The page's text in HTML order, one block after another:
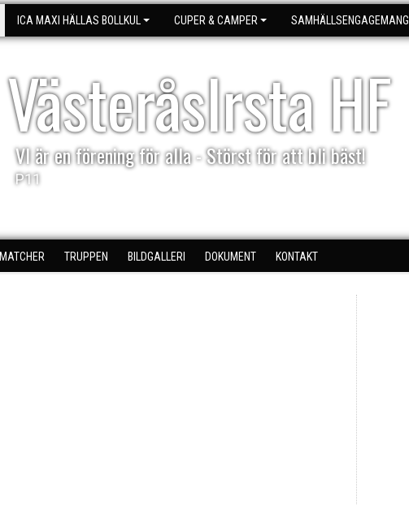
ICA MAXI HÄLLAS BOLLKUL CUPER & CAMPER SAMHÄLLSENGAGEMANG
VästeråsIrsta HF
VI är en förening för alla - Störst för att bli bäst!
P11
MATCHER TRUPPEN BILDGALLERI DOKUMENT KONTAKT